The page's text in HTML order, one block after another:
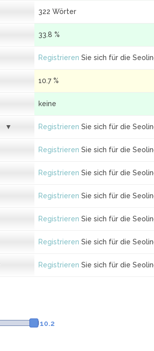
322 Wörter
33.8 %
Registrieren Sie sich für die
10.7 %
keine
Registrieren Sie sich für die
Registrieren Sie sich für die
Registrieren Sie sich für die
Registrieren Sie sich für die
Registrieren Sie sich für die
Registrieren Sie sich für die
Registrieren Sie sich für die
10.2